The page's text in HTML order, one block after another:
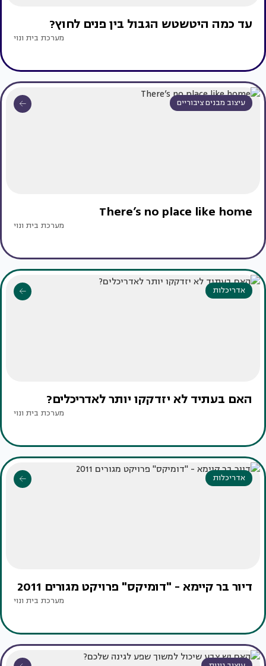
עד כמה היטשטש הגבול בין פנים לחוץ?
מערכת בית ונוי
עיצוב מבנים ציבוריים
There’s no place like home
מערכת בית ונוי
אדריכלות
האם בעתיד לא יזדקקו יותר לאדריכלים?
מערכת בית ונוי
אדריכלות
דיור בר קיימא - "דומיקס" פרויקט מגורים 2011
מערכת בית ונוי